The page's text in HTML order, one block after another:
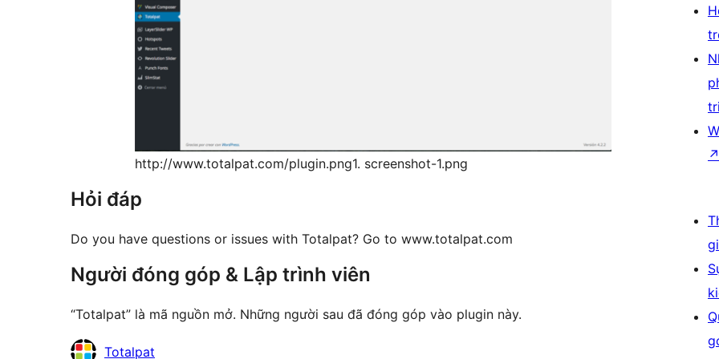
http://www.totalpat.com/plugin.png1. screenshot-1.png
Hỏi đáp
Do you have questions or issues with Totalpat? Go to www.totalpat.com
Người đóng góp & Lập trình viên
“Totalpat” là mã nguồn mở. Những người sau đã đóng góp vào plugin này.
NhữngTotalpat
↗